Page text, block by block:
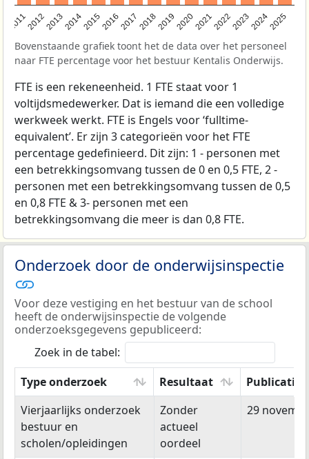
201120122013201420152016201720182019202020212022202320242025
Bovenstaande grafiek toont het de data over het personeel
naar FTE percentage voor het bestuur Kentalis Onderwijs.
FTE is een rekeneenheid. 1 FTE staat voor 1
voltijdsmedewerker. Dat is iemand die een volledige
werkweek werkt. FTE is Engels voor ‘fulltime-
equivalent’. Er zijn 3 categorieën voor het FTE
percentage gedefinieerd. Dit zijn: 1 - personen met
een betrekkingsomvang tussen de 0 en 0,5 FTE, 2 -
personen met een betrekkingsomvang tussen de 0,5
en 0,8 FTE & 3- personen met een
betrekkingsomvang die meer is dan 0,8 FTE.
Onderzoek door de onderwijsinspectie
Voor deze vestiging en het bestuur van de school
heeft de onderwijsinspectie de volgende
onderzoeksgegevens gepubliceerd:
Zoek in de tabel:
Type onderzoek
Resultaat
Type onderzoek
Resultaat
Vierjaarlijks onderzoek
bestuur en
scholen/opleidingen
Zonder
actueel
oordeel
29